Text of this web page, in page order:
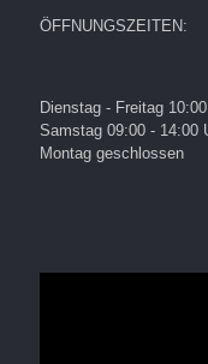
ÖFFNUNGSZEITEN:
Dienstag - Freitag
Samstag 09:00 - 14:00
Montag geschlossen